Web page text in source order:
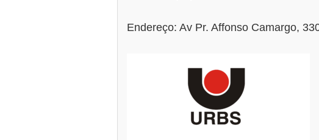
Endereço: Av Pr. Affonso Camargo,